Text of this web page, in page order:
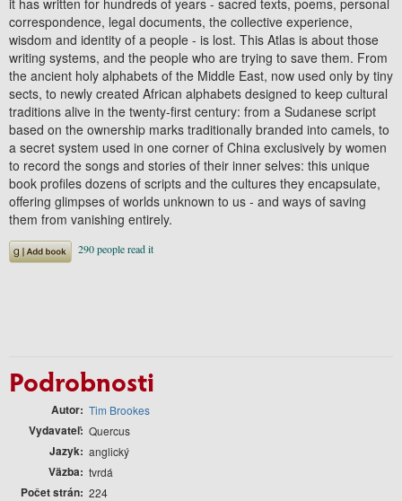
correspondence, legal documents, the collective experience,
wisdom and identity of a people - is lost. This Atlas is about those
writing systems, and the people who are trying to save them. From
the ancient holy alphabets of the Middle East, now used only by tiny
sects, to newly created African alphabets designed to keep cultural
traditions alive in the twenty-first century: from a Sudanese script
based on the ownership marks traditionally branded into camels, to
a secret system used in one corner of China exclusively by women
to record the songs and stories of their inner selves: this unique
book profiles dozens of scripts and the cultures they encapsulate,
offering glimpses of worlds unknown to us - and ways of saving
them from vanishing entirely.
Podrobnosti
Autor Tim Brookes
Vydavateľ Quercus
Jazyk anglický
Väzba tvrdá
Počet strán 224